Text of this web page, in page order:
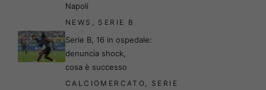
Napoli
NEWS SERIE B
Serie B, 16 in ospedale:
denuncia shock,
cosa è successo
CALCIOMERCATO
SERIE